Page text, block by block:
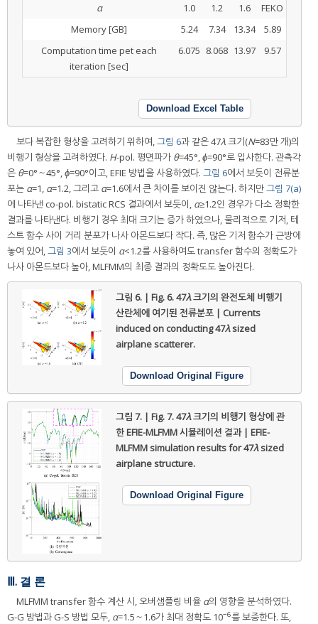
α 1.0 1.2 1.6
FEKO
Memory [GB]
5.24 7.34 13.34
5.89
Computation time pet each
iteration [sec]
6.075 8.068 13.97 9.57
Download Excel Table
보다 복잡한 형상을 고려하기 위하여,그림 6과 같은 47λ크기(N=83만 개)의
비행기 형상을 고려하였다. H-pol. 평면파가 θ=45°,ϕ=90°로 입사한다. 관측각
은 θ=0°～45°,ϕ=90°이고, EFIE 방법을 사용하였다. 그림 6에서 보듯이 전류분
포는 α=1, α=1.2, 그리고 α=1.6에서 큰 차이를 보이진 않는다. 하지만그림 7(a)
에 나타낸 co-pol. bistatic RCS 결과에서 보듯이, α≥1.2인 경우가 다소 정확한
결과를 나타낸다. 비행기 경우 최대 크기는 증가 하였으나, 물리적으로 기저, 테
스트 함수 사이 거리 분포가 나사 아몬드보다 작다. 즉, 많은 기저 함수가 근방에
놓여 있어,그림 3에서 보듯이 α<1.2를 사용하여도 transfer 함수의 정확도가
나사 아몬드보다 높아, MLFMM의 최종 결과의 정확도도 높아진다.
그림 6. | Fig. 6.47λ크기의 완전도체 비행기
산란체에 여기된 전류분포 | Currents
induced on conducting 47λsized
airplane scatterer.
Download Original Figure
그림 7. | Fig. 7.47λ크기의 비행기 형상에 관
한 EFIE-MLFMM 시뮬레이션 결과 | EFIE-
MLFMM simulation results for 47λsized
airplane structure.
Download Original Figure
Ⅲ. 결 론
MLFMM transfer 함수 계산 시, 오버샘플링 비율 α의 영향을 분석하였다.
G-G 방법과 G-S 방법 모두, α=1.5～1.6가 최대 정확도 10−6를 보증한다. 또,